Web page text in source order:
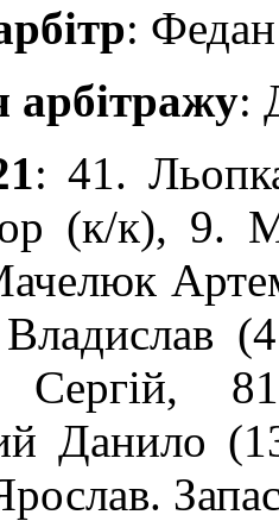
:
арбітражу:
: 41.
(к/к), 9.
Сергій,
Данило